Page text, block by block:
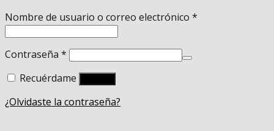
Nombre de usuario o correo electrónico *
Contraseña *
Recuérdame
¿Olvidaste la contraseña?